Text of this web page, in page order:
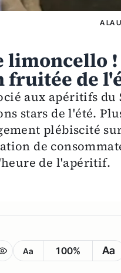
A LA
limoncello
fruitée de
aux apéritifs
stars de l'été.
plébiscité
de
de l'apéritif.
Aa 100% Aa